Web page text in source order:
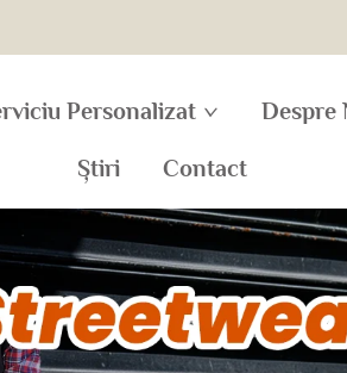
Personalizat Despre
Știri Contact